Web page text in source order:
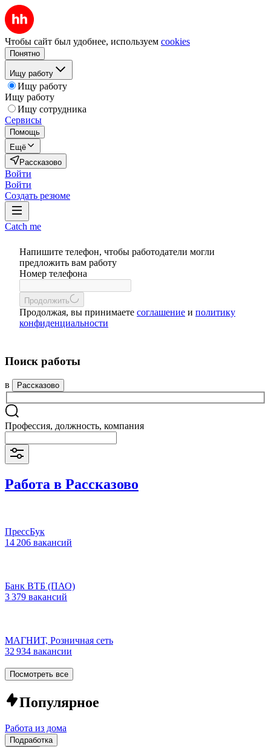
Чтобы сайт был удобнее, используем cookies
Понятно
Ищу работу
Ищу работу
Ищу работу
Ищу сотрудника
Сервисы
Помощь
Ещё
Рассказово
Войти
Войти
Создать резюме
Catch me
Напишите телефон, чтобы работодатели могли
предложить вам работу
Номер телефона
Продолжить
Продолжая, вы принимаете соглашение и политику
конфиденциальности
Поиск работы
в Рассказово
Профессия, должность, компания
Работа в Рассказово
ПрессБук
14 206 вакансий
Банк ВТБ (ПАО)
3 379 вакансий
МАГНИТ, Розничная сеть
32 934 вакансии
Посмотреть все
Популярное
Работа из дома
Подработка